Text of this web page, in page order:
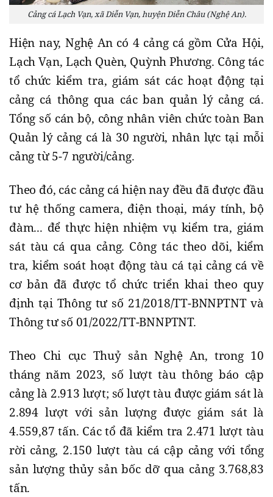
Cảng cá Lạch Vạn, xã Diễn Vạn, huyện Diễn Châu (Nghệ An).
Hiện nay, Nghệ An có 4 cảng cá gồm Cửa Hội,
Lạch Vạn, Lạch Quèn, Quỳnh Phương. Công tác
tổ chức kiểm tra, giám sát các hoạt động tại
cảng cá thông qua các ban quản lý cảng cá.
Tổng số cán bộ, công nhân viên chức toàn Ban
Quản lý cảng cá là 30 người, nhân lực tại mỗi
cảng từ 5-7 người/cảng.
Theo đó, các cảng cá hiện nay đều đã được đầu
tư hệ thống camera, điện thoại, máy tính, bộ
đàm... để thực hiện nhiệm vụ kiểm tra, giám
sát tàu cá qua cảng. Công tác theo dõi, kiểm
tra, kiểm soát hoạt động tàu cá tại cảng cá về
cơ bản đã được tổ chức triển khai theo quy
định tại Thông tư số 21/2018/TT-BNNPTNT và
Thông tư số 01/2022/TT-BNNPTNT.
Theo Chi cục Thuỷ sản Nghệ An, trong 10
tháng năm 2023, số lượt tàu thông báo cập
cảng là 2.913 lượt; số lượt tàu được giám sát là
2.894 lượt với sản lượng được giám sát là
4.559,87 tấn. Các tổ đã kiểm tra 2.471 lượt tàu
rời cảng, 2.150 lượt tàu cá cập cảng với tổng
sản lượng thủy sản bốc dỡ qua cảng 3.768,83
tấn.